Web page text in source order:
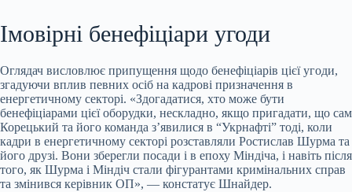
Імовірні бенефіціари угоди
Оглядач висловлює припущення щодо бенефіціарів цієї угоди,
згадуючи вплив певних осіб на кадрові призначення в
енергетичному секторі. «Здогадатися, хто може бути
бенефіціарами цієї оборудки, нескладно, якщо пригадати, що сам
Корецький та його команда з’явилися в “Укрнафті” тоді, коли
кадри в енергетичному секторі розставляли Ростислав Шурма та
його друзі. Вони зберегли посади і в епоху Міндіча, і навіть після
того, як Шурма і Міндіч стали фігурантами кримінальних справ
та змінився керівник ОП», — констатує Шнайдер.